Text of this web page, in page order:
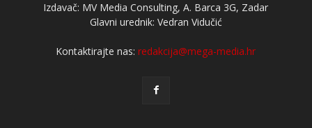
Izdavač: MV Media Consulting, A. Barca 3G, Zadar
Glavni urednik: Vedran Vidučić
Kontaktirajte nas:redakcija@mega-media.hr